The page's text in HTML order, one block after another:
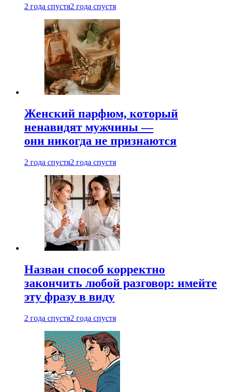
2 года спустя2 года спустя
Женский парфюм, который
ненавидят мужчины —
они никогда не признаются
2 года спустя2 года спустя
Назван способ корректно
закончить любой разговор: имейте
эту фразу в виду
2 года спустя2 года спустя